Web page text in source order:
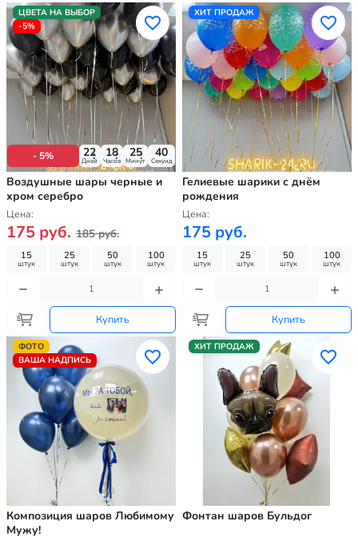
ЦВЕТА НА ВЫБОР
-5%
- 5% 22
Дней
18
Часов
25
Минут
38
Секунд
Воздушные шары черные и
хром серебро
Цена:
175 руб. 185 руб.
15
штук
25
штук
50
штук
100
штук
Купить
ХИТ ПРОДАЖ
Гелиевые шарики с днём
рождения
Цена:
175 руб.
15
штук
25
штук
50
штук
100
штук
Купить
ФОТО
ВАША НАДПИСЬ
Композиция шаров Любимому
Мужу!
ХИТ ПРОДАЖ
Фонтан шаров Бульдог